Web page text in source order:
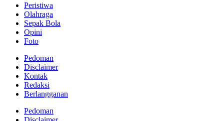
Peristiwa
Olahraga
Sepak Bola
Opini
Foto
Pedoman
Disclaimer
Kontak
Redaksi
Berlangganan
Pedoman